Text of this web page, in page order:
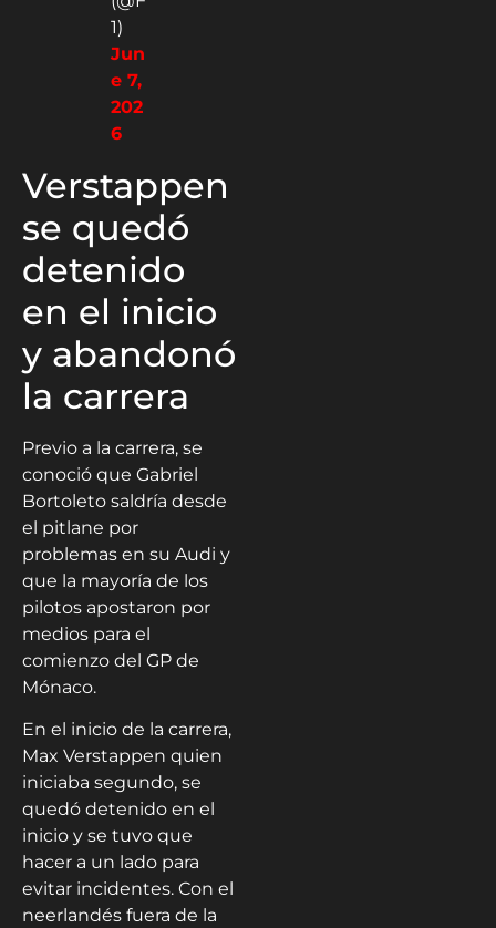
1)
Jun
e 7,
202
6
Verstappen
se quedó
detenido
en el inicio
y abandonó
la carrera
Previo a la carrera, se
conoció que Gabriel
Bortoleto saldría desde
el pitlane por
problemas en su Audi y
que la mayoría de los
pilotos apostaron por
medios para el
comienzo del GP de
Mónaco.
En el inicio de la carrera,
Max Verstappen quien
iniciaba segundo, se
quedó detenido en el
inicio y se tuvo que
hacer a un lado para
evitar incidentes. Con el
neerlandés fuera de la